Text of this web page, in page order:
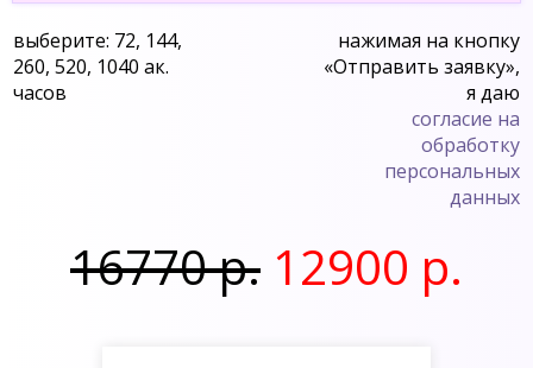
выберите: 72, 144,
260, 520, 1040 ак.
часов
нажимая на кнопку
«Отправить заявку»,
я даю
согласие на
обработку
персональных
данных
16770 р. 12900 р.